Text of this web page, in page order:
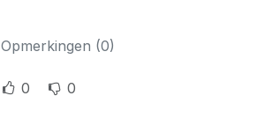
Opmerkingen (0)
0 0